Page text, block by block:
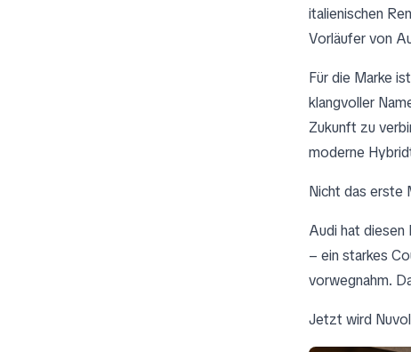
italienischen
Vorläufer von
Für die Marke
klangvoller
Zukunft zu
moderne
Nicht das erste
Audi hat
– ein starkes
vorwegnahm.
Jetzt wird